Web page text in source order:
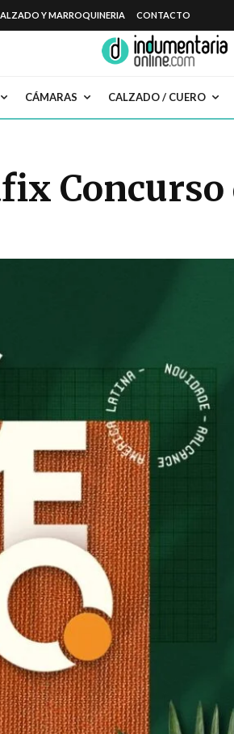
Y MARROQUINERIA CONTACTO
CÁMARAS CALZADO / CUERO
Concurso